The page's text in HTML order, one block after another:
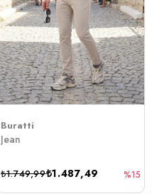
Buratti
Jean
₺1.487,49
₺1.749,99 %15